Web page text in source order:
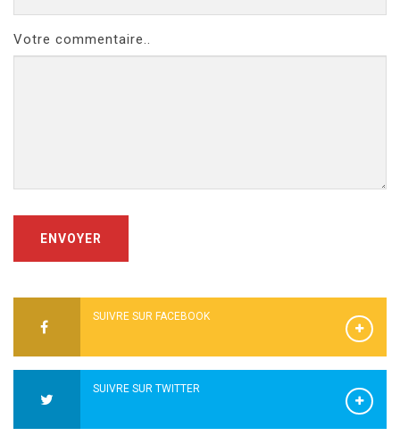
Votre commentaire..
ENVOYER
SUIVRE SUR FACEBOOK
SUIVRE SUR TWITTER